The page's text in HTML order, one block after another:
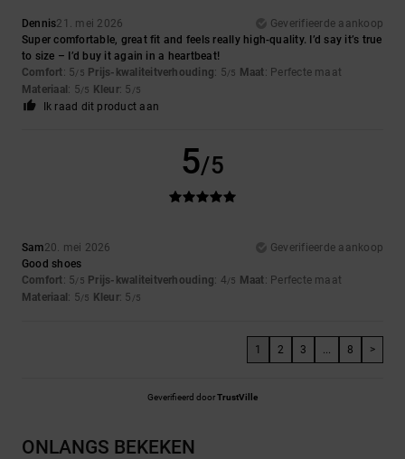
Dennis21. mei 2026
Geverifieerde aankoop
Super comfortable, great fit and feels really high-quality. I’d say it’s true
to size – I’d buy it again in a heartbeat!
Comfort: 5/5 Prijs-kwaliteitverhouding: 5/5 Maat: Perfecte maat
Materiaal: 5/5 Kleur: 5 /5
Ik raad dit product aan
5/5
Sam20. mei 2026
Geverifieerde aankoop
Good shoes
Comfort: 5/5 Prijs-kwaliteitverhouding: 4/5 Maat: Perfecte maat
Materiaal: 5/5 Kleur: 5 /5
1 2 3 8 >
Geverifieerd doorTrustVille
ONLANGS BEKEKEN